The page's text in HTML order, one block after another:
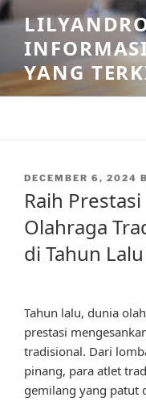
Skip
to
content
YANG
POSTED
DECEMBER 6, 2024
Raih
Olahraga
di Tahun Lalu
Tahun lalu, dunia
prestasi
tradisional. Dari
pinang, para atlet
gemilang yang patut